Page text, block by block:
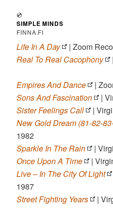
💿
SIMPLE MINDS
FINNA.FI
Life In A Day
| Zoom
Real To Real Cacophony
Empires And Dance
|
Sons And Fascination
|
Sister Feelings Call
|
New Gold Dream (81-82-
1982
Sparkle In The Rain
|
Once Upon A Time
|
Live – In The City Of Light
1987
Street Fighting Years
|